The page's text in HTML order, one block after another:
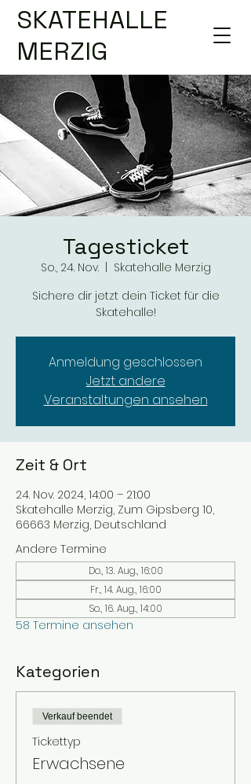
SKATEHALLE
MERZIG
Tagesticket
So., 24. Nov.
  |
Skatehalle Merzig
Sichere dir jetzt dein Ticket für die
Skatehalle!
Anmeldung geschlossen
Jetzt andere
Veranstaltungen ansehen
Zeit & Ort
24. Nov. 2024, 14:00 – 21:00
Skatehalle Merzig, Zum Gipsberg 10,
66663 Merzig, Deutschland
Andere Termine
Do., 13. Aug., 16:00
Fr., 14. Aug., 16:00
So., 16. Aug., 14:00
58 Termine ansehen
Kategorien
Verkauf beendet
Tickettyp
Erwachsene